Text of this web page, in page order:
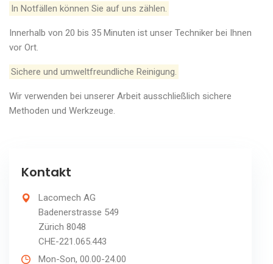
In Notfällen können Sie auf uns zählen.
Innerhalb von 20 bis 35 Minuten ist unser Techniker bei Ihnen
vor Ort.
Sichere und umweltfreundliche Reinigung.
Wir verwenden bei unserer Arbeit ausschließlich sichere
Methoden und Werkzeuge.
Kontakt
Lacomech AG
Badenerstrasse 549
Zürich 8048
CHE-221.065.443
Mon-Son, 00.00-24.00